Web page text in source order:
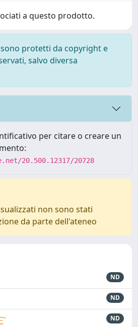
a questo prodotto.
protetti da copyright e
salvo diversa
per citare o creare un
20.500.12317/20728
non sono stati
da parte dell'ateneo
ND
ND
ND